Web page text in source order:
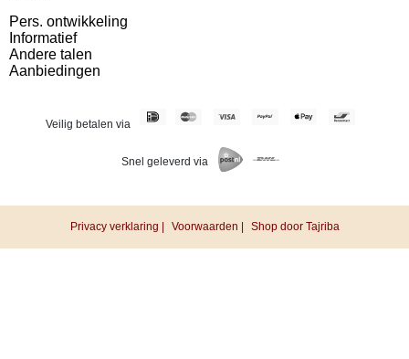
Pers. ontwikkeling
Informatief
Andere talen
Aanbiedingen
Veilig betalen via
Snel geleverd via
Privacy verklaring | Voorwaarden | Shop door Tajriba